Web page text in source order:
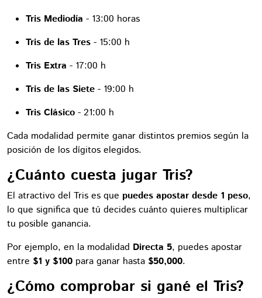
Tris Mediodía - 13:00 horas
Tris de las Tres - 15:00 h
Tris Extra - 17:00 h
Tris de las Siete - 19:00 h
Tris Clásico - 21:00 h
Cada modalidad permite ganar distintos premios según la
posición de los dígitos elegidos.
¿Cuánto cuesta jugar Tris?
El atractivo del Tris es que puedes apostar desde 1 peso,
lo que significa que tú decides cuánto quieres multiplicar
tu posible ganancia.
Por ejemplo, en la modalidad Directa 5, puedes apostar
entre $1 y $100 para ganar hasta $50,000.
¿Cómo comprobar si gané el Tris?